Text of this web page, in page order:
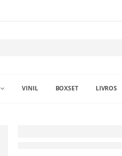
VINIL BOXSET LIVROS